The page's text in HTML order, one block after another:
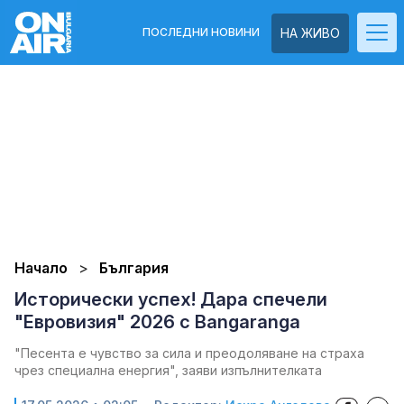
НА ЖИВО
ПОСЛЕДНИ НОВИНИ
Начало България
Исторически успех! Дара спечели
"Евровизия" 2026 с Bangaranga
"Песента е чувство за сила и преодоляване на страха
чрез специална енергия", заяви изпълнителката